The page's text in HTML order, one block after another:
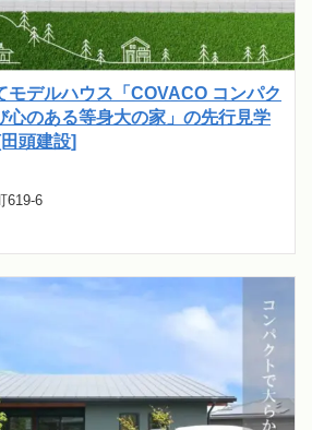
モデルハウス「COVACO コンパク
心のある等身大の家」の先行見学
頭建設]
619-6